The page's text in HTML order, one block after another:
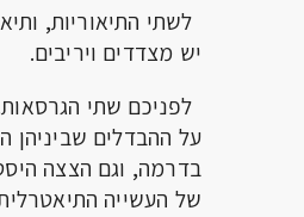
לשתי התיאוריות,
יש מצדדים ויריבים.
לפניכם שתי הגרסאות.
על ההבדלים שביניהן
בדרמה, וגם הצצה
של העשייה התיאטרלית